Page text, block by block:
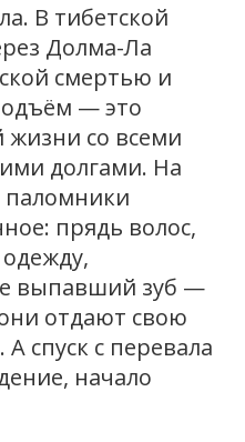
В тибетской
Долма-Ла
смертью и
— это
со всеми
долгами. На
паломники
прядь волос,
выпавший зуб —
отдают свою
спуск с перевала
начало